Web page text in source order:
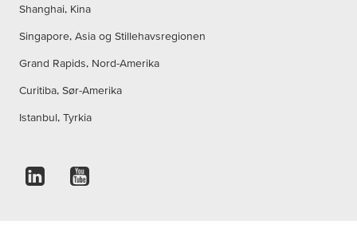
Shanghai, Kina
Singapore, Asia og Stillehavsregionen
Grand Rapids, Nord-Amerika
Curitiba, Sør-Amerika
Istanbul, Tyrkia